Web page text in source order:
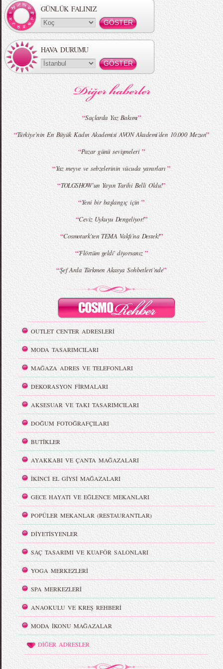
MBFWI - Gülçin Çengel 2015 Yaz
MBFWI - Zeynep Erdoğan 2015 Yaz
MBFWI - Giray Sepin 2015 Yaz Koleksiyonu MBFWI - Burçe Bekrek 2015 Yaz Koleksiyonu
GÜNLÜK FALINIZ
HAVA DURUMU
“Saçlarda Yaz Bakımı”
“Türkiye’nin En Büyük Kadın Akademisi AVON Akademi’den 10.000 Mezun”
“Pazar günü sevişmeleri ”
“Yaz meyve ve sebzelerinin vücuda yararları”
“TOLGSHOW’un Yayın Tarihi Belli Oldu!”
“Yeni bir başlangıç için”
“Ceviz Uykuyu Dengeliyor!”
“Cosmoturk'ten TEMA Vakfı'na Destek!”
“'Flörtüm geldi' diyorsanız ”
“Şef Arda Türkmen Akasya Sohbetleri’nde”
OUTLET CENTER ADRESLERİ
MODA TASARIMCILARI
MAĞAZA ADRES VE TELEFONLARI
DEKORASYON FİRMALARI
AKSESUAR VE TAKI TASARIMCILARI
DOĞUM FOTOĞRAFÇILARI
BUTİKLER
AYAKKABI VE ÇANTA MAĞAZALARI
İKİNCİ EL GİYSİ MAĞAZALARI
GECE HAYATI VE EĞLENCE MEKANLARI
POPÜLER MEKANLAR (RESTAURANTLAR)
DİYETİSYENLER
SAÇ TASARIMI VE KUAFÖR SALONLARI
YOGA MERKEZLERİ
SPA MERKEZLERİ
ANAOKULU VE KREŞ REHBERİ
MODA İKONU MAĞAZALAR
DİĞER ADRESLER